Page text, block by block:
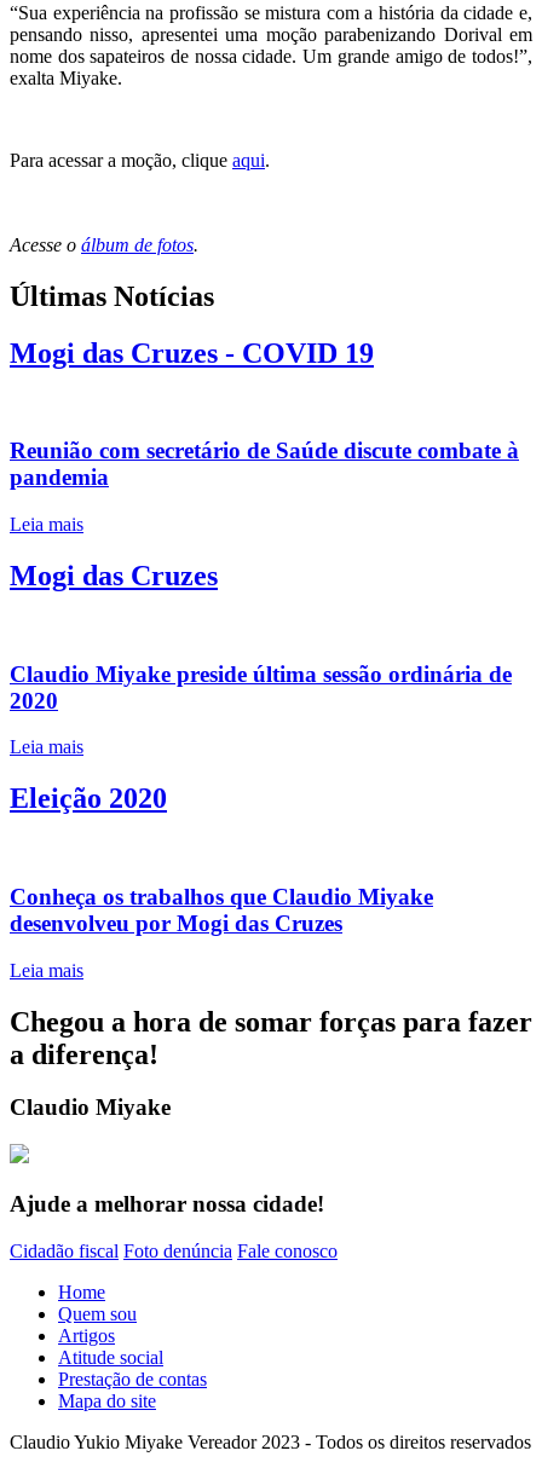
“Sua experiência na profissão se mistura com a história da cidade e,
pensando nisso, apresentei uma moção parabenizando Dorival em
nome dos sapateiros de nossa cidade. Um grande amigo de todos!”,
exalta Miyake.
Para acessar a moção, clique aqui.
Acesse o álbum de fotos.
Últimas Notícias
Mogi das Cruzes - COVID 19
Reunião com secretário de Saúde discute combate à
pandemia
Leia mais
Mogi das Cruzes
Claudio Miyake preside última sessão ordinária de
2020
Leia mais
Eleição 2020
Conheça os trabalhos que Claudio Miyake
desenvolveu por Mogi das Cruzes
Leia mais
Chegou a hora de somar forças para fazer
a diferença!
Claudio Miyake
Ajude a melhorar nossa cidade!
Cidadão fiscal Foto denúncia Fale conosco
Home
Quem sou
Artigos
Atitude social
Prestação de contas
Mapa do site
Claudio Yukio Miyake Vereador 2023 - Todos os direitos reservados